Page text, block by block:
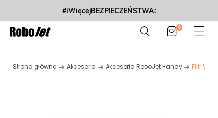
#iWięcejBEZPIECZEŃSTWA:
0
Strona główna Akcesoria Akcesoria RoboJet Handy Filtr